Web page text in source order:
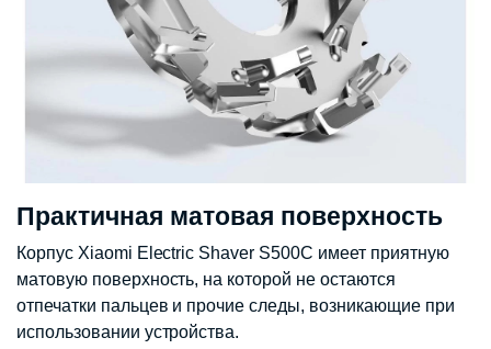
Практичная матовая поверхность
Корпус Xiaomi Electric Shaver S500C имеет приятную
матовую поверхность, на которой не остаются
отпечатки пальцев и прочие следы, возникающие при
использовании устройства.